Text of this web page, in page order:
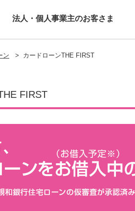
法人・個人事業主のお客さま
ン > カードローンTHE FIRST
FIRST